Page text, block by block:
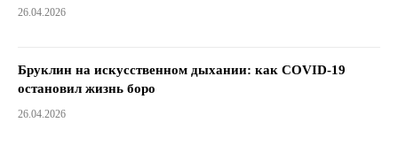
26.04.2026
Бруклин на искусственном дыхании: как COVID-19
остановил жизнь боро
26.04.2026